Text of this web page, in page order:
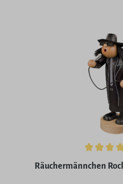
Durchschnittliche Bewertung
Räuchermännchen